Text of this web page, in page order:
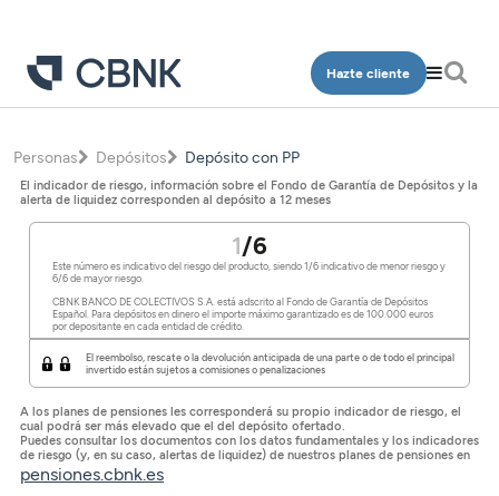
Hazte cliente
Programa Más CBNK
Cuentas
Financiación
Inversión
Planes de pensiones
Tarjetas
Seguros
Empresa
Cuentas
Financiación
Avales
Banca Partner
Inversión
Tarjetas
Banca Privada
Planes de pensiones
Ingeniería
Programa Más CBNK
Cuentas
Depósitos
Financiación
Inversión
Salud
Programa Más CBNK Farma
Cuentas
Financiación
Inversión
Conócenos
Oficinas
Acceso clientes
Personas Depósitos Depósito con PP
El indicador de riesgo, información sobre el Fondo de Garantía de Depósitos y la
alerta de liquidez corresponden al depósito a 12 meses
1/6
Este número es indicativo del riesgo del producto, siendo 1/6 indicativo de menor riesgo y
6/6 de mayor riesgo.
CBNK BANCO DE COLECTIVOS S.A. está adscrito al Fondo de Garantía de Depósitos
Español. Para depósitos en dinero el importe máximo garantizado es de 100.000 euros
por depositante en cada entidad de crédito.
El reembolso, rescate o la devolución anticipada de una parte o de todo el principal
invertido están sujetos a comisiones o penalizaciones
A los planes de pensiones les corresponderá su propio indicador de riesgo, el
cual podrá ser más elevado que el del depósito ofertado.
Puedes consultar los documentos con los datos fundamentales y los indicadores
de riesgo (y, en su caso, alertas de liquidez) de nuestros planes de pensiones en
pensiones.cbnk.es